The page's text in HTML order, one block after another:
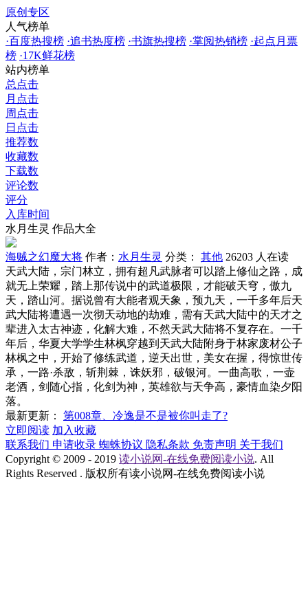
原创专区
人气榜单
·百度热搜榜 ·追书热度榜 ·书旗热搜榜 ·掌阅热销榜 ·起点月票
榜 ·17K鲜花榜
站内榜单
总点击
月点击
周点击
日点击
推荐数
收藏数
下载数
评论数
评分
入库时间
水月生灵 作品大全
海贼之幻魔大将 作者： 水月生灵 分类： 其他 26203 人在读
天武大陆，宗门林立，拥有超凡武脉者可以踏上修仙之路，成
就无上荣耀，踏上那传说中的武道极限，才能破天穹，傲九
天，踏山河。据说曾有大能者观天象，预九天，一千多年后天
武大陆将遭遇一次彻天动地的劫难，需有天武大陆中的天才之
辈进入太古神迹，化解大难，不然天武大陆将不复存在。一千
年后，华夏大学学生林枫穿越到天武大陆附身于林家废材公子
林枫之中，开始了修练武道，逆天出世，美女在握，得惊世传
承，一路·杀敌，斩荆棘，诛妖邪，破银河。一曲高歌，一壶
老酒，剑随心指，化剑为神，英雄欲与天争高，豪情血染夕阳
落。
最新更新： 第008章、冷逸是不是被你叫走了?
立即阅读 加入收藏
联系我们 申请收录 蜘蛛协议 隐私条款 免责声明 关于我们
Copyright © 2009 - 2019 读小说网-在线免费阅读小说. All
Rights Reserved . 版权所有读小说网-在线免费阅读小说